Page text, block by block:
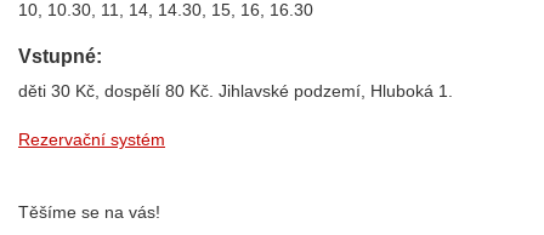
10, 10.30, 11, 14, 14.30, 15, 16, 16.30
Vstupné:
děti 30 Kč, dospělí 80 Kč. Jihlavské podzemí, Hluboká 1.
Rezervační systém
Těšíme se na vás!